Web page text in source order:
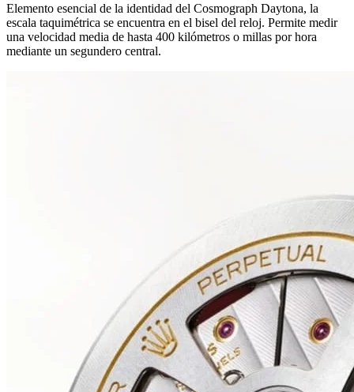
Elemento esencial de la identidad del Cosmograph Daytona, la
escala taquimétrica se encuentra en el bisel del reloj. Permite medir
una velocidad media de hasta 400 kilómetros o millas por hora
mediante un segundero central.